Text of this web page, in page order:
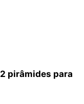
pirâmides para